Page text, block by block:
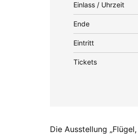
Einlass / Uhrzeit
Ende
Eintritt
Tickets
Die Ausstellung